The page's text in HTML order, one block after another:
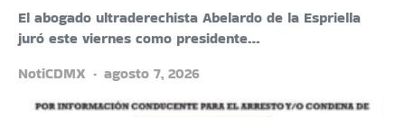
El abogado ultraderechista Abelardo de la Espriella
juró este viernes como presidente…
NotiCDMX
agosto 7, 2026